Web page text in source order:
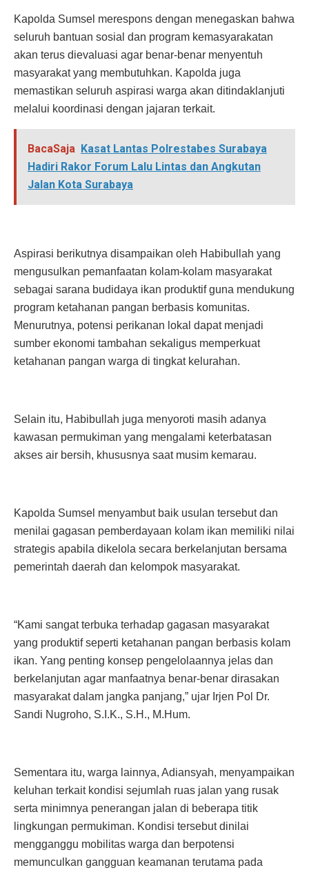
Kapolda Sumsel merespons dengan menegaskan bahwa
seluruh bantuan sosial dan program kemasyarakatan
akan terus dievaluasi agar benar-benar menyentuh
masyarakat yang membutuhkan. Kapolda juga
memastikan seluruh aspirasi warga akan ditindaklanjuti
melalui koordinasi dengan jajaran terkait.
BacaSaja Kasat Lantas Polrestabes Surabaya
Hadiri Rakor Forum Lalu Lintas dan Angkutan
Jalan Kota Surabaya
Aspirasi berikutnya disampaikan oleh Habibullah yang
mengusulkan pemanfaatan kolam-kolam masyarakat
sebagai sarana budidaya ikan produktif guna mendukung
program ketahanan pangan berbasis komunitas.
Menurutnya, potensi perikanan lokal dapat menjadi
sumber ekonomi tambahan sekaligus memperkuat
ketahanan pangan warga di tingkat kelurahan.
Selain itu, Habibullah juga menyoroti masih adanya
kawasan permukiman yang mengalami keterbatasan
akses air bersih, khususnya saat musim kemarau.
Kapolda Sumsel menyambut baik usulan tersebut dan
menilai gagasan pemberdayaan kolam ikan memiliki nilai
strategis apabila dikelola secara berkelanjutan bersama
pemerintah daerah dan kelompok masyarakat.
“Kami sangat terbuka terhadap gagasan masyarakat
yang produktif seperti ketahanan pangan berbasis kolam
ikan. Yang penting konsep pengelolaannya jelas dan
berkelanjutan agar manfaatnya benar-benar dirasakan
masyarakat dalam jangka panjang,” ujar Irjen Pol Dr.
Sandi Nugroho, S.I.K., S.H., M.Hum.
Sementara itu, warga lainnya, Adiansyah, menyampaikan
keluhan terkait kondisi sejumlah ruas jalan yang rusak
serta minimnya penerangan jalan di beberapa titik
lingkungan permukiman. Kondisi tersebut dinilai
mengganggu mobilitas warga dan berpotensi
memunculkan gangguan keamanan terutama pada